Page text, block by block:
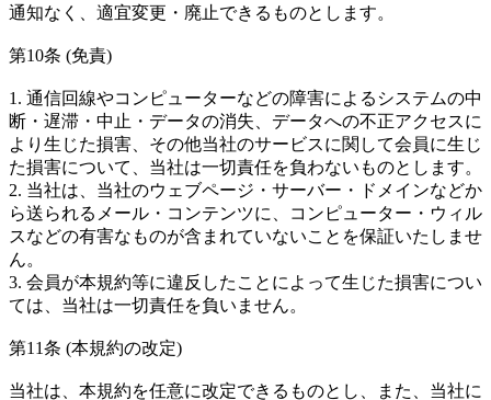
通知なく、適宜変更・廃止できるものとします。
第10条 (免責)
1. 通信回線やコンピューターなどの障害によるシステムの中
断・遅滞・中止・データの消失、データへの不正アクセスに
より生じた損害、その他当社のサービスに関して会員に生じ
た損害について、当社は一切責任を負わないものとします。
2. 当社は、当社のウェブページ・サーバー・ドメインなどか
ら送られるメール・コンテンツに、コンピューター・ウィル
スなどの有害なものが含まれていないことを保証いたしませ
ん。
3. 会員が本規約等に違反したことによって生じた損害につい
ては、当社は一切責任を負いません。
第11条 (本規約の改定)
当社は、本規約を任意に改定できるものとし、また、当社に